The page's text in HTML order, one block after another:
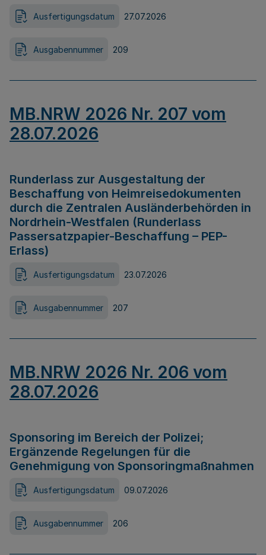
Ausfertigungsdatum 27.07.2026
Ausgabennummer 209
MB.NRW 2026 Nr. 207 vom
28.07.2026
Runderlass zur Ausgestaltung der
Beschaffung von Heimreisedokumenten
durch die Zentralen Ausländerbehörden in
Nordrhein-Westfalen (Runderlass
Passersatzpapier-Beschaffung – PEP-
Erlass)
Ausfertigungsdatum 23.07.2026
Ausgabennummer 207
MB.NRW 2026 Nr. 206 vom
28.07.2026
Sponsoring im Bereich der Polizei;
Ergänzende Regelungen für die
Genehmigung von Sponsoringmaßnahmen
Ausfertigungsdatum 09.07.2026
Ausgabennummer 206